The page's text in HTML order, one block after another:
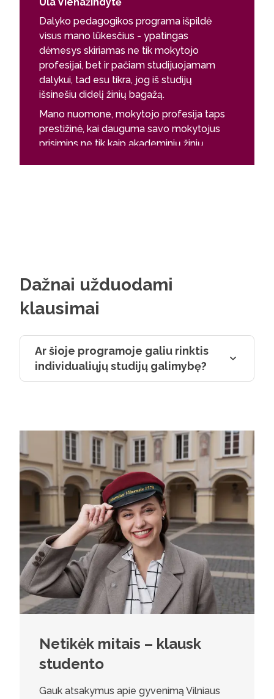
Dalyko pedagogikos programa išpildė
visus mano lūkesčius - ypatingas
dėmesys skiriamas ne tik mokytojo
profesijai, bet ir pačiam studijuojamam
dalykui, tad esu tikra, jog iš studijų
išsinešiu didelį žinių bagažą.
Mano nuomone, mokytojo profesija taps
prestižinė, kai dauguma savo mokytojus
prisimins ne tik kaip akademinių žinių
Dažnai užduodami
klausimai
Ar šioje programoje galiu rinktis
individualiųjų studijų galimybę?
Netikėk mitais – klausk
studento
Gauk atsakymus apie gyvenimą Vilniaus